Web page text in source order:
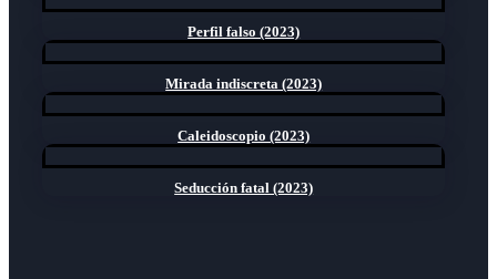
Perfil falso (2023)
Mirada indiscreta (2023)
Caleidoscopio (2023)
Seducción fatal (2023)